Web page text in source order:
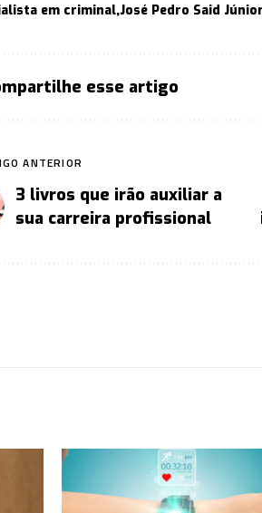
em criminal José Pedro Said Júnior
esse artigo
ANTERIOR
3 livros que irão auxiliar a
sua carreira profissional